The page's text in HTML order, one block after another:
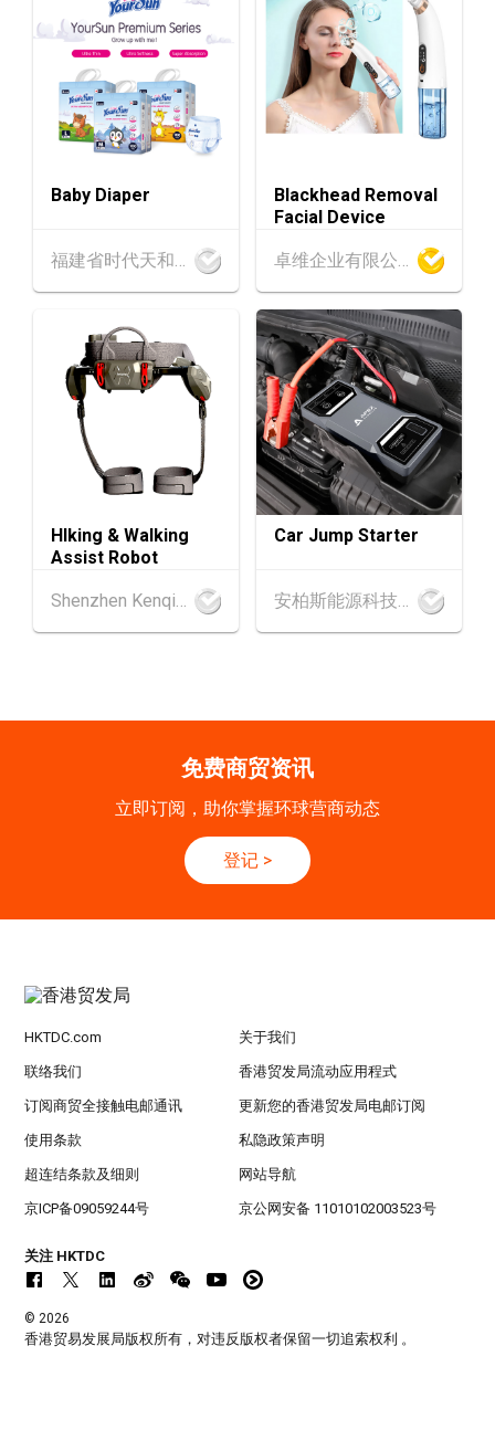
25-27
AUG
中国内地
25.08.2026 - 27.08.2026
中国国际纺织⾯料及辅料（秋冬）博览会 (202
6年8月25至27日)
26
香港
26.08.2026
「中小企资援组」网络研讨会系列︰AI「资」
动触达全球
1-5
香港
01.09.2026 - 05.09.2026
国际名表荟萃 2026 (香港会议展览中心)
SEP
香港
01.09.2026 - 05.09.2026
香港贸发局香港钟表展 2026 (香港会议展览中
心)
02.09.2026 - 05.09.2026
香港国际时尚汇展 2026 (香港会议展览中心)
SEP
09.09.2026 - 10.09.2026
一带一路高峰论坛2026
9
SEP
香港
09.09.2026
SEP
运输物流学会国际会议 2026
「香港好物节 (东盟)」2026
13.10.2026 - 16.10.2026
Baby Diaper
Blackhead Removal
Facial Device
HIking & Walking
Assist Robot
Shenzhen Kenqing Technology Co., Ltd.
Car Jump Starter
安柏斯能源科技有限公司
免费商贸资讯
立即订阅，助你掌握环球营商动态
登记 >
HKTDC.com 关于我们
联络我们 香港贸发局流动应用程式
订阅商贸全接触电邮通讯 更新您的香港贸发局电邮订阅
使用条款 私隐政策声明
超连结条款及细则 网站导航
京ICP备09059244号 京公网安备 11010102003523号
关注 HKTDC
© 2026
香港贸易发展局版权所有，对违反版权者保留一切追索权利 。